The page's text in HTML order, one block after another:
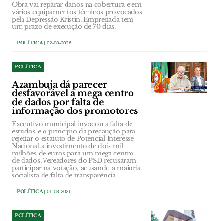
Obra vai reparar danos na cobertura e em
vários equipamentos técnicos provocados
pela Depressão Kristin. Empreitada tem
um prazo de execução de 70 dias.
POLÍTICA| 02-08-2026
POLÍTICA
Azambuja dá parecer
desfavorável a mega centro
de dados por falta de
informação dos promotores
Executivo municipal invocou a falta de
estudos e o princípio da precaução para
rejeitar o estatuto de Potencial Interesse
Nacional a investimento de dois mil
milhões de euros para um mega centro
de dados. Vereadores do PSD recusaram
participar na votação, acusando a maioria
socialista de falta de transparência.
POLÍTICA| 01-08-2026
POLÍTICA